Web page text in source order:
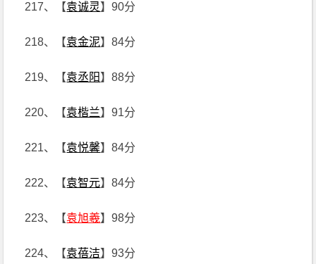
217、【袁诚灵】90分
218、【袁金泥】84分
219、【袁丞阳】88分
220、【袁楷兰】91分
221、【袁悦馨】84分
222、【袁智元】84分
223、【袁旭羲】98分
224、【袁蓓洁】93分